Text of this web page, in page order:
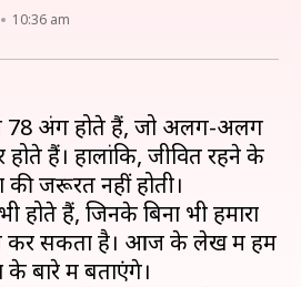
10:36 am
78 अंग होते हैं, जो अलग-अलग
होते हैं। हालांकि, जीवित रहने के
जरूरत नहीं होती।
हैं, जिनके बिना भी हमारा
कर सकता है। आज के लेख में हम
बारे में बताएंगे।